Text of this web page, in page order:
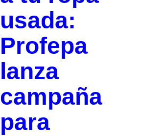
usada:
Profepa
lanza
campaña
para